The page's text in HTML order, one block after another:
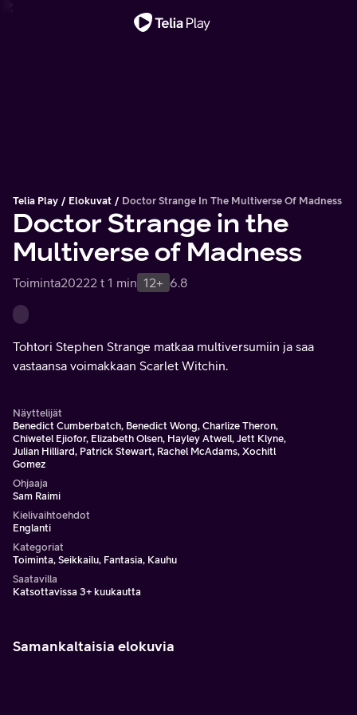
Telia Play Elokuvat Doctor Strange In The Multiverse Of Madness
Doctor Strange in the
Multiverse of Madness
Toiminta20222 t 1 min 12+ 6.8
Tohtori Stephen Strange matkaa multiversumiin ja saa
vastaansa voimakkaan Scarlet Witchin.
Näyttelijät
Benedict Cumberbatch, Benedict Wong, Charlize Theron,
Chiwetel Ejiofor, Elizabeth Olsen, Hayley Atwell, Jett Klyne,
Julian Hilliard, Patrick Stewart, Rachel McAdams, Xochitl
Gomez
Ohjaaja
Sam Raimi
Kielivaihtoehdot
Englanti
Kategoriat
Toiminta, Seikkailu, Fantasia, Kauhu
Saatavilla
Katsottavissa 3+ kuukautta
Samankaltaisia elokuvia